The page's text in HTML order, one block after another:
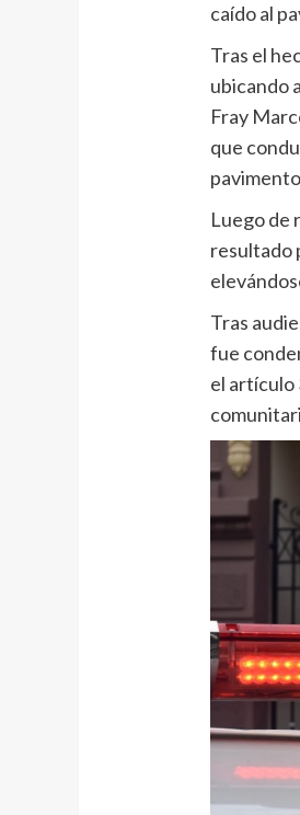
caído al
Tras el
ubicando
Fray
que
Luego de
resultado
Tras
fue
el artículo